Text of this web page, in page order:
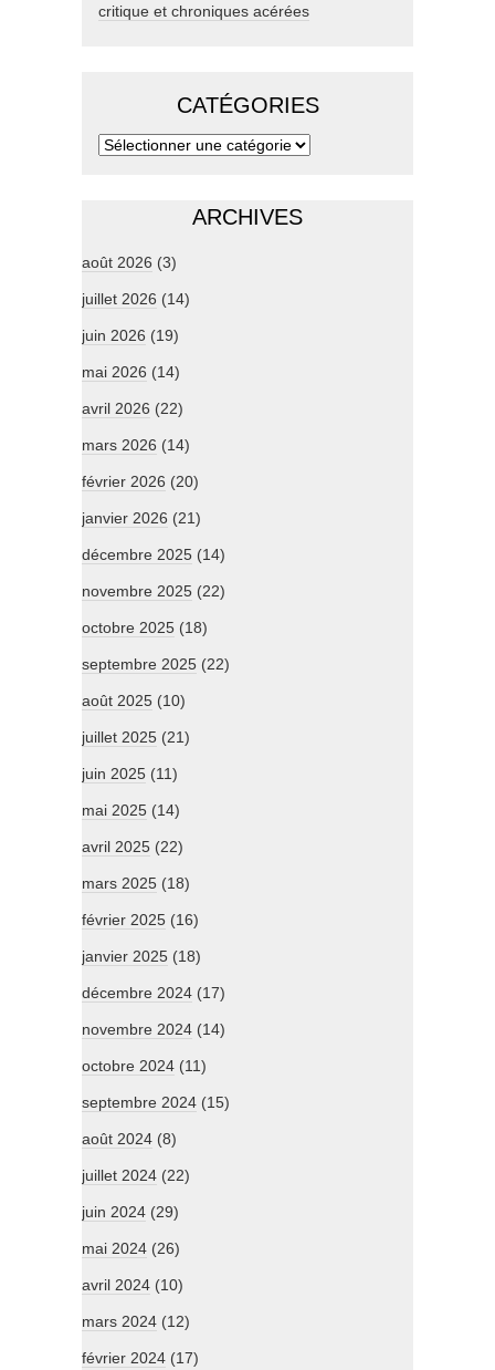
critique et chroniques acérées
CATÉGORIES
ARCHIVES
août 2026 (3)
juillet 2026 (14)
juin 2026 (19)
mai 2026 (14)
avril 2026 (22)
mars 2026 (14)
février 2026 (20)
janvier 2026 (21)
décembre 2025 (14)
novembre 2025 (22)
octobre 2025 (18)
septembre 2025 (22)
août 2025 (10)
juillet 2025 (21)
juin 2025 (11)
mai 2025 (14)
avril 2025 (22)
mars 2025 (18)
février 2025 (16)
janvier 2025 (18)
décembre 2024 (17)
novembre 2024 (14)
octobre 2024 (11)
septembre 2024 (15)
août 2024 (8)
juillet 2024 (22)
juin 2024 (29)
mai 2024 (26)
avril 2024 (10)
mars 2024 (12)
février 2024 (17)